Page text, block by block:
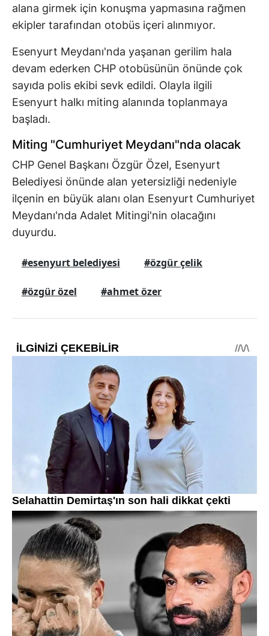
alana girmek için konuşma yapmasına rağmen
ekipler tarafından otobüs içeri alınmıyor.
Esenyurt Meydanı'nda yaşanan gerilim hala
devam ederken CHP otobüsünün önünde çok
sayıda polis ekibi sevk edildi. Olayla ilgili
Esenyurt halkı miting alanında toplanmaya
başladı.
Miting "Cumhuriyet Meydanı"nda olacak
CHP Genel Başkanı Özgür Özel, Esenyurt
Belediyesi önünde alan yetersizliği nedeniyle
ilçenin en büyük alanı olan Esenyurt Cumhuriyet
Meydanı'nda Adalet Mitingi'nin olacağını
duyurdu.
#esenyurt belediyesi #özgür çelik
#özgür özel #ahmet özer